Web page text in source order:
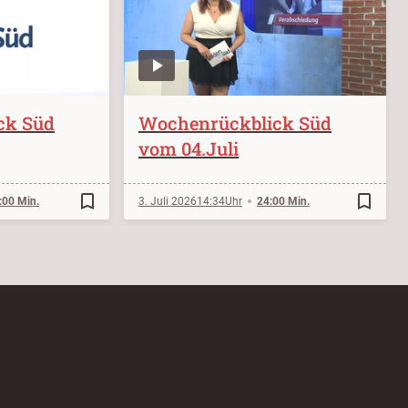
Süd
Min. bookmark_border
Wochenrückblick Süd
vom 04.Juli
3. Juli 202614:34 24:00 Min. bookmark_border